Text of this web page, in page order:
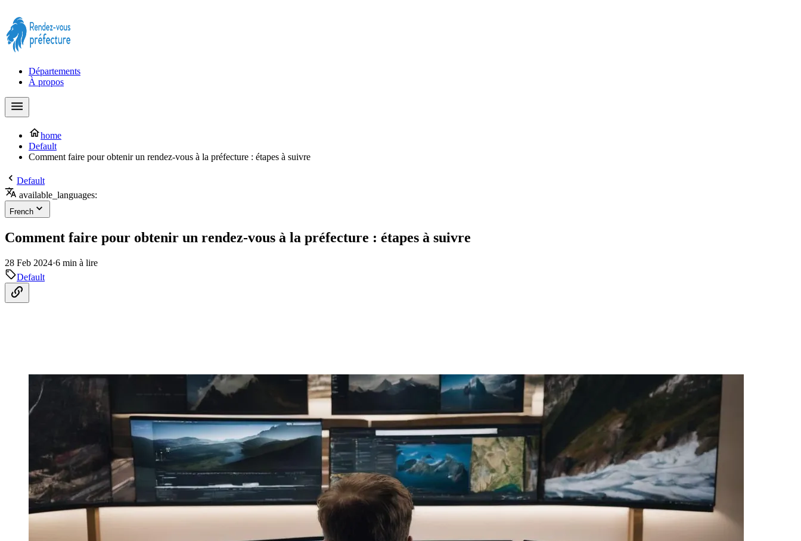
Départements
À propos
home
Default
Comment faire pour obtenir un rendez-vous à la préfecture : étapes à suivre
Default
available_languages:
French
Comment faire pour obtenir un rendez-vous à la préfecture : étapes à suivre
28 Feb 2024·6 min à lire
Default